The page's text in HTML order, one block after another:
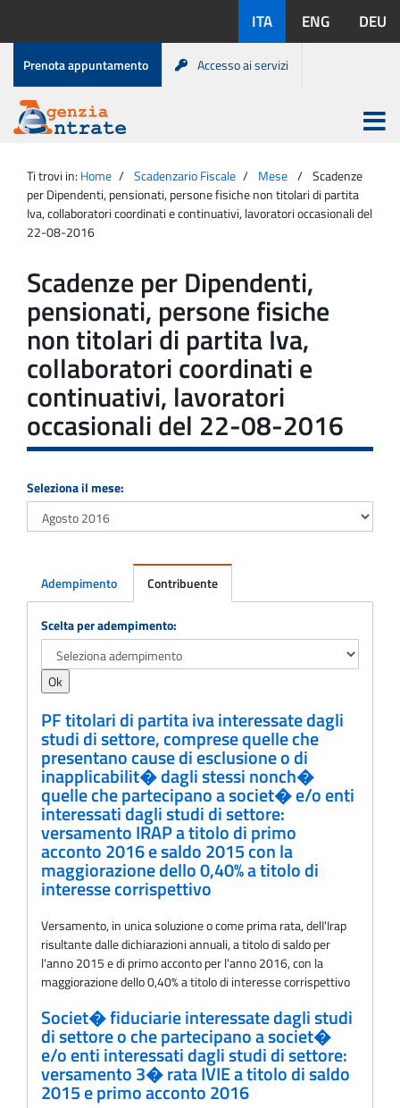
contenuto
disponibili:
ITA ENG DEU
Menu
di
servizio
Prenota appuntamento Accesso ai servizi
Agenzia
Entrate
Apri
menu
principale
Ti trovi in: Home Scadenzario Fiscale Mese
Scadenze
per Dipendenti, pensionati, persone fisiche non titolari di partita
Iva, collaboratori coordinati e continuativi, lavoratori occasionali del
22-08-2016
Scadenze per Dipendenti,
pensionati, persone fisiche
non titolari di partita Iva,
collaboratori coordinati e
continuativi, lavoratori
occasionali del 22-08-2016
Seleziona il mese:
Adempimento Contribuente
Adempimento
Scelta per adempimento:
PF titolari di partita iva interessate dagli
studi di settore, comprese quelle che
presentano cause di esclusione o di
inapplicabilit� dagli stessi nonch�
quelle che partecipano a societ� e/o enti
interessati dagli studi di settore:
versamento IRAP a titolo di primo
acconto 2016 e saldo 2015 con la
maggiorazione dello 0,40% a titolo di
interesse corrispettivo
Versamento, in unica soluzione o come prima rata, delI'Irap
risultante dalle dichiarazioni annuali, a titolo di saldo per
l'anno 2015 e di primo acconto per l'anno 2016, con la
maggiorazione dello 0,40% a titolo di interesse corrispettivo
Societ� fiduciarie interessate dagli studi
di settore o che partecipano a societ�
e/o enti interessati dagli studi di settore:
versamento 3� rata IVIE a titolo di saldo
2015 e primo acconto 2016